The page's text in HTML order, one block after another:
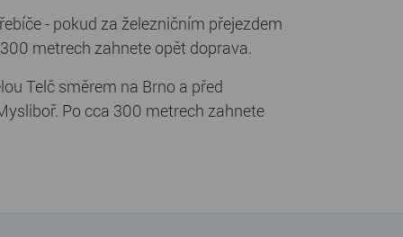
- pokud za železničním přejezdem
metrech zahnete opět doprava.
Telč směrem na Brno a před
Po cca 300 metrech zahnete